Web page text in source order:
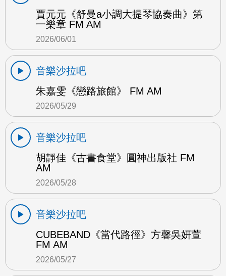
賈元元《舒曼a小調大提琴協奏曲》第
一樂章 FM AM
2026/06/01
音樂沙拉吧
朱嘉雯《戀路旅館》 FM AM
2026/05/29
音樂沙拉吧
胡靜佳《古書食堂》圓神出版社 FM
AM
2026/05/28
音樂沙拉吧
CUBEBAND《當代路徑》方馨吳妍萱
FM AM
2026/05/27